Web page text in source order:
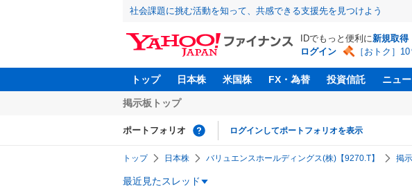
社会課題に挑む活動を知って、共感できる支援先を見つけよう
IDでもっと便利に新規取得
ログイン
［おトク］
トップ 日本株 米国株 FX・為替 投資信託 ニュ
掲示板トップ
ポートフォリオ ログインしてポートフォリオを表示
トップ 日本株 バリュエンスホールディングス(株)【9270.T】 掲
最近見たスレッド